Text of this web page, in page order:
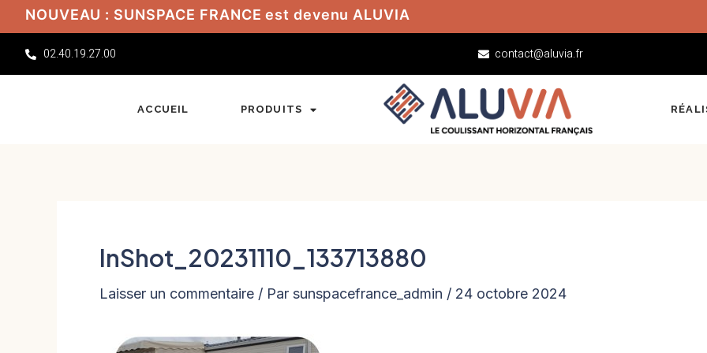
Aller
au
contenu
NOUVEAU : SUNSPACE FRANCE est devenu ALUVIA
02.40.19.27.00 contact@aluvia.fr
ACCUEIL PRODUITS
InShot_20231110_133713880
Laisser un commentaire / Par sunspacefrance_admin / 24 octobre 2024